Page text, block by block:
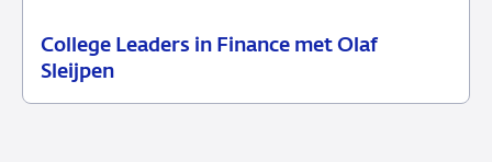
College Leaders in Finance met Olaf
Sleijpen
07
DNB